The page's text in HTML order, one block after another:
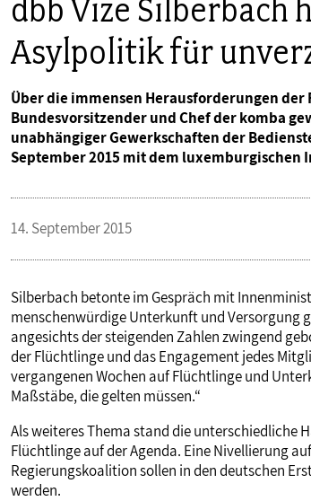
dbb Vize Silberbach
Asylpolitik für
Über die immensen Herausforderungen
Bundesvorsitzender und Chef der komba
unabhängiger Gewerkschaften der
September 2015 mit dem luxemburgischen
14. September 2015
Silberbach betonte im Gespräch mit
menschenwürdige Unterkunft und Versorgung
angesichts der steigenden Zahlen zwingend
der Flüchtlinge und das Engagement jedes
vergangenen Wochen auf Flüchtlinge und
Maßstäbe, die gelten müssen.“
Als weiteres Thema stand die unterschiedliche
Flüchtlinge auf der Agenda. Eine Nivellierung
Regierungskoalition sollen in den deutschen
werden.